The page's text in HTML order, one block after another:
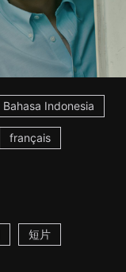
Bahasa Indonesia
français
短片